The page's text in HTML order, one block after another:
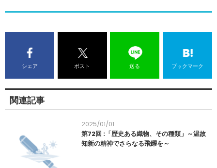
シェア ポスト 送る ブックマーク
関連記事
2025/01/01
第72回 :「歴史ある織物、その種類」～温故
知新の精神でさらなる飛躍を～